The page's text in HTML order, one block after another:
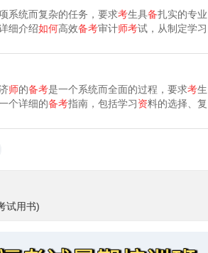
系统而复杂的任务，要求考生具备扎实的专业
细介绍如何高效备考审计师考试，从制定学习
师的备考是一个系统而全面的过程，要求考生
个详细的备考指南，包括学习资料的选择、复
试用书)